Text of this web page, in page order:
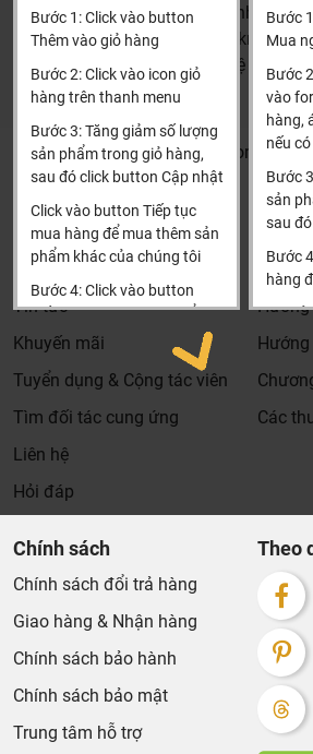
Bước 1: Click vào button
Thêm vào giỏ hàng
Bước 2: Click vào icon giỏ
hàng trên thanh menu
Bước 3: Tăng giảm số lượng
sản phẩm trong giỏ hàng,
sau đó click button Cập nhật
Click vào button Tiếp tục
mua hàng để mua thêm sản
phẩm khác của chúng tôi
Bước 4: Click vào button
Tiến hành thanh toán để
thanh toán đơn hàng của
Xin cảm ơn khách hàng!!!
Bước
Mua
Bước
vào
hàng,
nếu có
Bước
sản
sau
Bước
hàng
Xin
HN: số 160 đường Văn Minh, Di
(Cách đại học công nghiệp 1 km)
HCM và các tỉnh khác: Liên hệ hotline
đặt hàng
Khalinguyen.vn@gmail.com
0904501766
Thông tin
Tìm đại lý & Hợp tác
Tin tức
Khuyến mãi
Tuyển dụng & Cộng tác viên
Tìm đối tác cung ứng
Liên hệ
Hỏi đáp
Các
Chính sách
Chính sách đổi trả hàng
Giao hàng & Nhận hàng
Chính sách bảo hành
Chính sách bảo mật
Trung tâm hỗ trợ
Theo